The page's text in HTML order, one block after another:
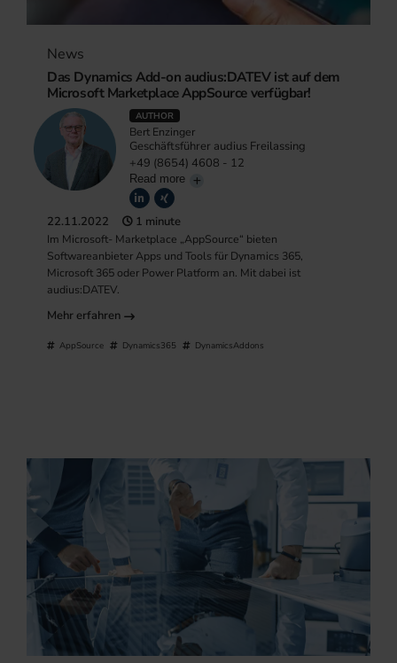
News
Das Dynamics Add-on audius:DATEV ist auf dem
Microsoft Marketplace AppSource verfügbar!
AUTHOR
Bert Enzinger
Geschäftsführer audius Freilassing
+49 (8654) 4608 - 12
Read more
22.11.2022 1 minute
Im Microsoft- Marketplace „AppSource“ bieten
Softwareanbieter Apps und Tools für Dynamics 365,
Microsoft 365 oder Power Platform an. Mit dabei ist
audius:DATEV.
Mehr erfahren
AppSource Dynamics365 DynamicsAddons